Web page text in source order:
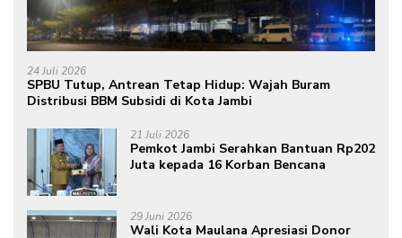
24 Juli 2026
SPBU Tutup, Antrean Tetap Hidup: Wajah Buram
Distribusi BBM Subsidi di Kota Jambi
21 Juli 2026
Pemkot Jambi Serahkan Bantuan Rp202
Juta kepada 16 Korban Bencana
29 Juni 2026
Wali Kota Maulana Apresiasi Donor